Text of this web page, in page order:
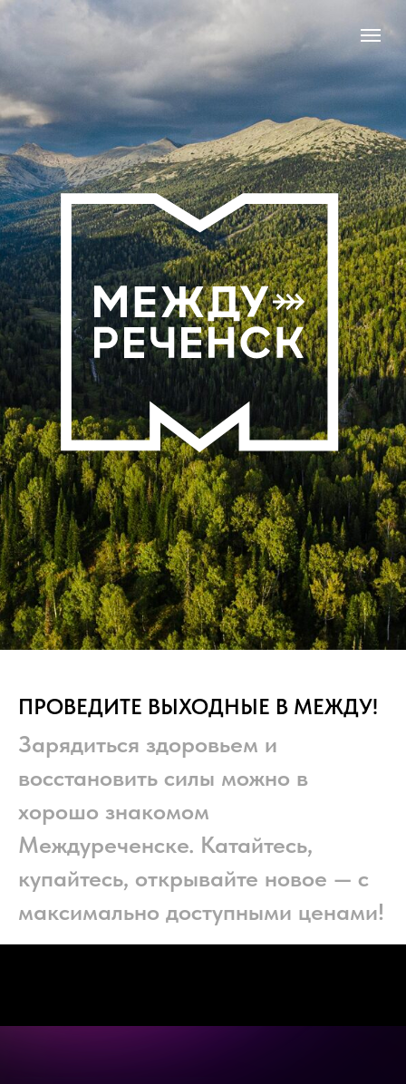
ПРОВЕДИТЕ ВЫХОДНЫЕ В МЕЖДУ!
Зарядиться здоровьем и
восстановить силы можно в
хорошо знакомом
Междуреченске. Катайтесь,
купайтесь, открывайте новое — с
максимально доступными ценами!